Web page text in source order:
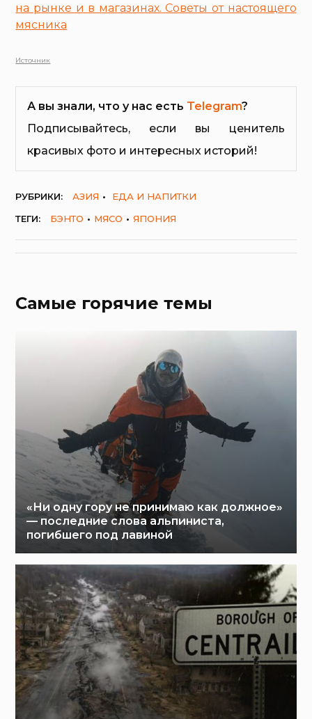
на рынке и в магазинах. Советы от настоящего
мясника
Источник
А вы знали, что у нас есть Telegram?
Подписывайтесь, если вы ценитель
красивых фото и интересных историй!
РУБРИКИ: АЗИЯ
ЕДА И НАПИТКИ
ТЕГИ:
БЭНТО МЯСО ЯПОНИЯ
Самые горячие темы
«Ни одну гору не принимаю как должное»
— последние слова альпиниста,
погибшего под лавиной